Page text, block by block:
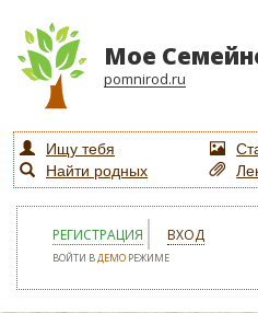
Мое
pomnirod.ru
Ищу тебя
Найти родных
РЕГИСТРАЦИЯ ВХОД
ВОЙТИ ВДЕМО РЕЖИМЕ